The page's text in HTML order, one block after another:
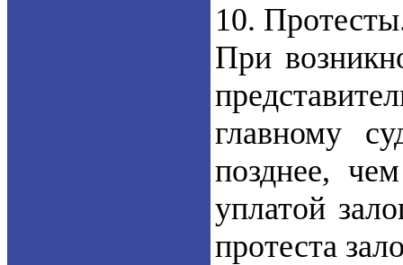
10.
При
главному
позднее,
уплатой
протеста